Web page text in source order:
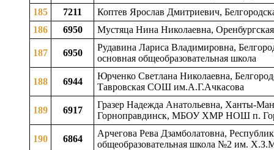
185
7211
Коптев Ярослав Дмитриевич,
186
6950 Мустяца Нина Николаевна,
187 6950
Рудавина Лариса Владимировна,
основная общеобразовательная школа
188 6944
Юрченко Светлана Николаевна,
Тавровская СОШ им.А.Г.Ачкасова
189 6917
Гразер Надежда Анатольевна, Ханты-
Горноправдинск, МБОУ ХМР НОШ п.
190 6864
Арчегова Рева Дзамболатовна,
общеобразовательная школа №2 им.